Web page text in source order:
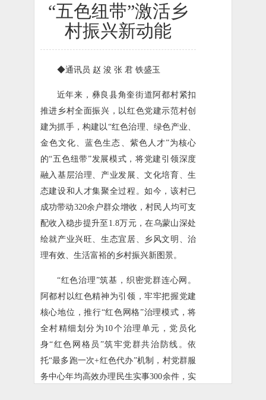
“五色纽带”激活乡
村振兴新动能
◆通讯员 赵 浚 张 君 铁盛玉
近年来，彝良县角奎街道阿都村紧扣
推进乡村全面振兴，以红色党建示范村创
建为抓手，构建以“红色治理、绿色产业、
金色文化、蓝色生态、紫色人才”为核心
的“五色纽带”发展模式，将党建引领深度
融入基层治理、产业发展、文化培育、生
态建设和人才集聚全过程。如今，该村已
成功带动320余户群众增收，村民人均可支
配收入稳步提升至1.8万元，在乌蒙山深处
绘就产业兴旺、生态宜居、乡风文明、治
理有效、生活富裕的乡村振兴新图景。
“红色治理”筑基，织密党群连心网。
阿都村以红色精神为引领，牢牢把握党建
核心地位，推行“红色网格”治理模式，将
全村精细划分为10个治理单元，党员化
身“红色网格员”筑牢党群共治防线。依
托“最多跑一次+红色代办”机制，村党群服
务中心年均高效办理民生实事300余件，实